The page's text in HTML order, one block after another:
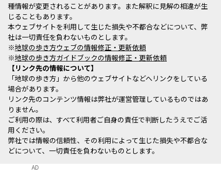
種情報が変更されることがあります。また解釈に見解の相違が生
じることもあります。
本ウェブサイトを利用して生じた損失や不都合などについて、弊
社は一切責任を負わないものとします。
※地球の歩き方ウェブの情報修正・更新依頼
※地球の歩き方ガイドブックの情報修正・更新依頼
リンク先の情報について
「地球の歩き方」から他のウェブサイトなどへリンクをしている
場合があります。
リンク先のコンテンツ情報は弊社が運営管理しているものではあ
りません。
ご利用の際は、すべて利用者ご自身の責任で判断したうえでご活
用ください。
弊社では情報の信頼性、その利用によって生じた損失や不都合な
どについて、一切責任を負わないものとします。
AD